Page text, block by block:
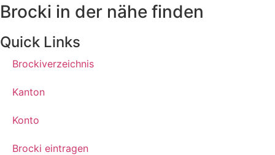
Brocki in der nähe finden
Quick Links
Brockiverzeichnis
Kanton
Konto
Brocki eintragen